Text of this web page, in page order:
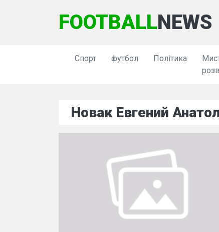
FOOTBALLNEWS
Спорт футбол Політика
Новак Евгений